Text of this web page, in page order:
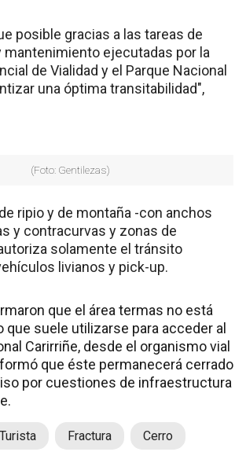
posible gracias a las tareas de
mantenimiento ejecutadas por la
de Vialidad y el Parque Nacional
una óptima transitabilidad",
(Foto: Gentilezas)
ripio y de montaña -con anchos
y contracurvas y zonas de
solamente el tránsito
livianos y pick-up.
que el área termas no está
que suele utilizarse para acceder al
Carirriñe, desde el organismo vial
que éste permanecerá cerrado
por cuestiones de infraestructura
Turista Fractura Cerro